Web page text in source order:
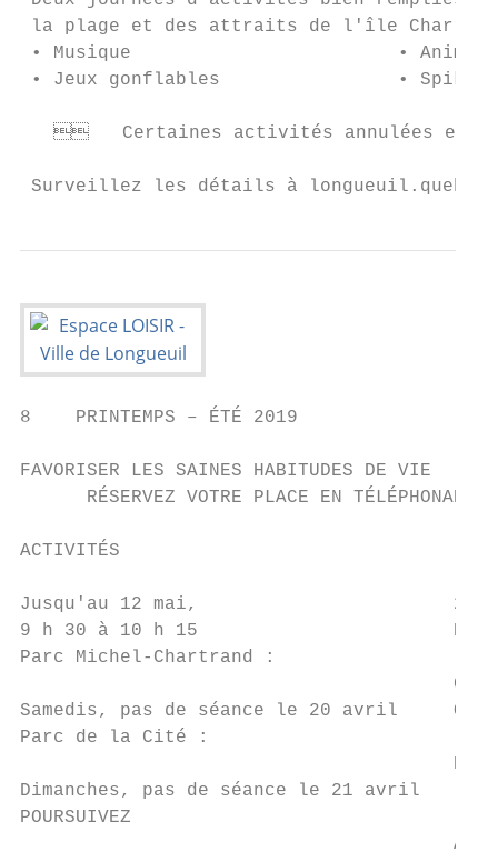
la plage et des attraits de l'île Charron.
• Musique                        •
• Jeux gonflables                • Spikeball		           • Planche à
   Certaines activités annulées en
Surveillez les détails à longueuil.quebec/
8    PRINTEMPS – ÉTÉ 2019
FAVORISER LES SAINES HABITUDES DE VIE
RÉSERVEZ VOTRE PLACE EN TÉLÉPHONANT
ACTIVITÉS
Jusqu'au 12 mai,                       22
9 h 30 à 10 h 15
Parc Michel-Chartrand :
Samedis, pas de séance le 20 avril
Parc de la Cité :
Dimanches, pas de séance le 21
POURSUIVEZ